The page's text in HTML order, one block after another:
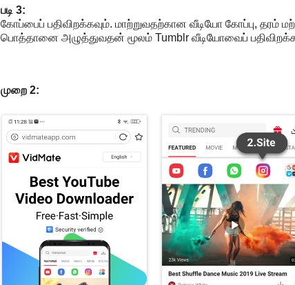
படி 3:
கோப்பைப் பதிவிறக்கவும். மாற்றுவதற்கான வீடியோ கோப்பு, தரம்
பொத்தானை அழுத்துவதன் மூலம் Tumblr வீடியோவைப்
முறை 2: